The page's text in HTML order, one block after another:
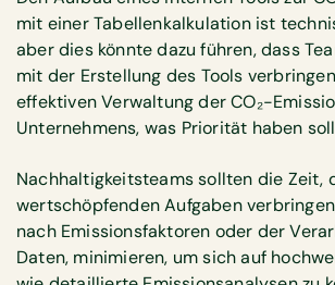
mit einer Tabellenkalkulation ist
aber dies könnte dazu führen, dass
mit der Erstellung des Tools
effektiven Verwaltung der CO₂-
Unternehmens, was Priorität haben
Nachhaltigkeitsteams sollten die Zeit,
wertschöpfenden Aufgaben
nach Emissionsfaktoren oder der
Daten, minimieren, um sich auf